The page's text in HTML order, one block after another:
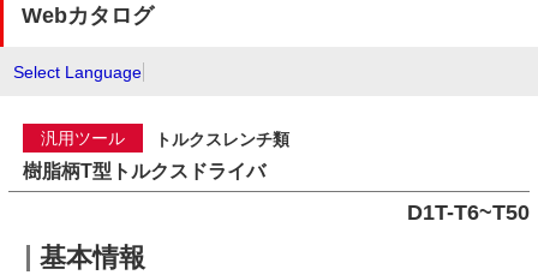
Webカタログ
Select Language
汎用ツール トルクスレンチ類
樹脂柄T型トルクスドライバ
D1T-T6~T50
基本情報